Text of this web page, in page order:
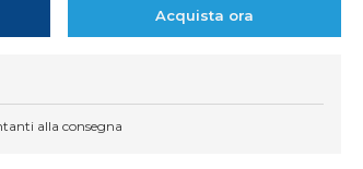
Acquista ora
alla consegna